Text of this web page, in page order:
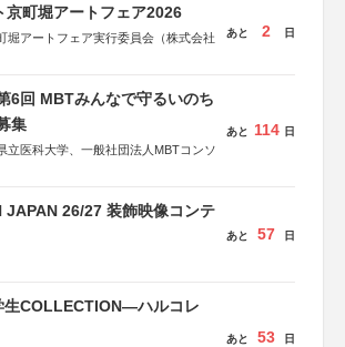
京町堀アートフェア2026
堀アートフェア実行委員会（株式会社
あと 2 日
6回 MBTみんなで守るいのち
集
立医科大学、一般社団法人MBTコンソ
合会
”フェア」実行委員会
都市推進機構
協議会
あと 114 日
JAPAN 26/27 装飾映像コンテ
あと 57 日
生COLLECTION―ハルコレ
あと 53 日